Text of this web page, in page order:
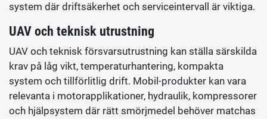
system där driftsäkerhet och serviceintervall är viktiga.
UAV och teknisk utrustning
UAV och teknisk försvarsutrustning kan ställa särskilda
krav på låg vikt, temperaturhantering, kompakta
system och tillförlitlig drift. Mobil-produkter kan vara
relevanta i motorapplikationer, hydraulik, kompressorer
och hjälpsystem där rätt smörjmedel behöver matchas